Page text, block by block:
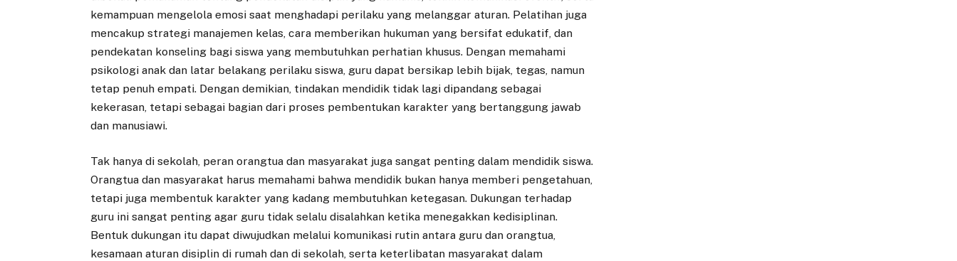
kemampuan mengelola emosi saat menghadapi perilaku yang melanggar aturan. Pelatihan juga
mencakup strategi manajemen kelas, cara memberikan hukuman yang bersifat edukatif, dan
pendekatan konseling bagi siswa yang membutuhkan perhatian khusus. Dengan memahami
psikologi anak dan latar belakang perilaku siswa, guru dapat bersikap lebih bijak, tegas, namun
tetap penuh empati. Dengan demikian, tindakan mendidik tidak lagi dipandang sebagai
kekerasan, tetapi sebagai bagian dari proses pembentukan karakter yang bertanggung jawab
dan manusiawi.
Tak hanya di sekolah, peran orangtua dan masyarakat juga sangat penting dalam mendidik siswa.
Orangtua dan masyarakat harus memahami bahwa mendidik bukan hanya memberi pengetahuan,
tetapi juga membentuk karakter yang kadang membutuhkan ketegasan. Dukungan terhadap
guru ini sangat penting agar guru tidak selalu disalahkan ketika menegakkan kedisiplinan.
Bentuk dukungan itu dapat diwujudkan melalui komunikasi rutin antara guru dan orangtua,
kesamaan aturan disiplin di rumah dan di sekolah, serta keterlibatan masyarakat dalam